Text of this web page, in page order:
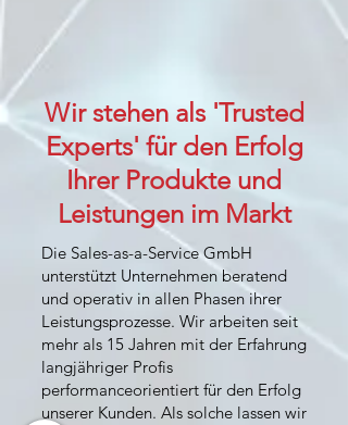
Wir stehen als 'Trusted
Experts' für den Erfolg
Ihrer Produkte und
Leistungen im Markt
Die Sales-as-a-Service GmbH
unterstützt Unternehmen beratend
und operativ in allen Phasen ihrer
Leistungsprozesse. Wir arbeiten seit
mehr als 15 Jahren mit der Erfahrung
langjähriger Profis
performanceorientiert für den Erfolg
unserer Kunden. Als solche lassen wir